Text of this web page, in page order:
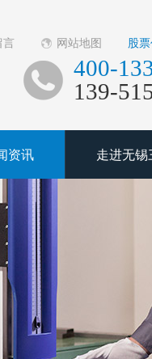
言 网站地图 股
400-
139-
资讯 走进无锡